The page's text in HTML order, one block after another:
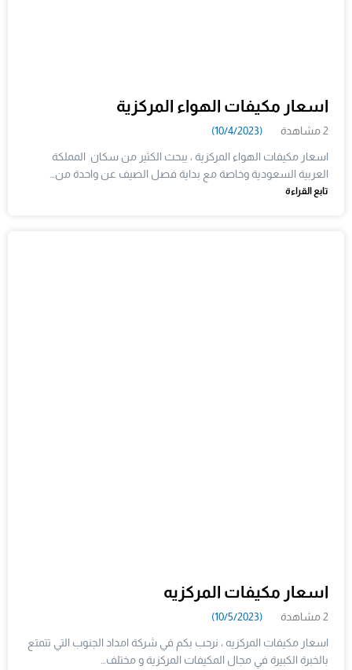
اسعار مكيفات الهواء المركزية
2 مشاهدة (10/4/2023)
اسعار مكيفات الهواء المركزية ، يبحث الكثير من سكان المملكة
العربية السعودية وخاصة مع بداية فصل الصيف عن واحدة من…
تابع القراءة
اسعار مكيفات المركزيه
2 مشاهدة (10/5/2023)
اسعار مكيفات المركزيه ، نرحب بكم في شركة امداد الجنوب التي تتمتع
بالخبرة الكبيرة في مجال المكيفات المركزية و مختلف…